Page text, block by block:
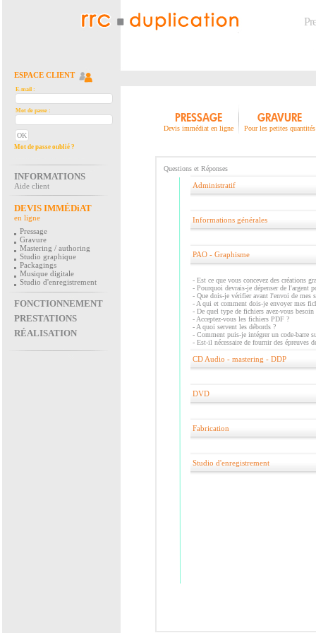
ESPACE CLIENT
E-mail :
Mot de passe :
Mot de passe oublié ?
INFORMATIONS
Aide client
DEVIS IMMÉDiAT
en ligne
Pressage
Gravure
Mastering / authoring
Studio graphique
Packagings
Musique digitale
Studio d'enregistrement
FONCTIONNEMENT
PRESTATIONS
RÉALISATION
PRESSAGE
Devis immédiat en ligne
GRAVURE
Pour les petites quantités
Questions et Réponses
Administratif
Informations générales
PAO - Graphisme
- Est ce que vous concevez des créations
- Pourquoi devrais-je dépenser de l'argent
- Que dois-je vérifier avant l'envoi de mes
- A qui et comment dois-je envoyer mes
- De quel type de fichiers avez-vous
- Acceptez-vous les fichiers PDF ?
- A quoi servent les débords ?
- Comment puis-je intégrer un code-barre
- Est-il nécessaire de fournir des épreuves
CD Audio - mastering - DDP
DVD
Fabrication
Studio d'enregistrement